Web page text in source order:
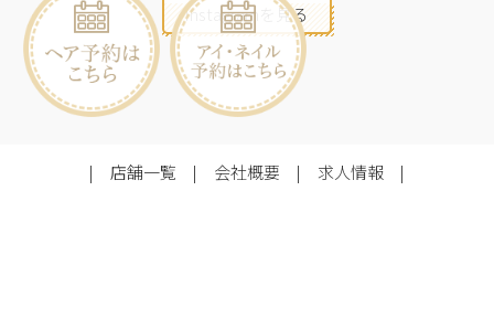
Instagramを見る
店舗一覧 会社概要 求人情報